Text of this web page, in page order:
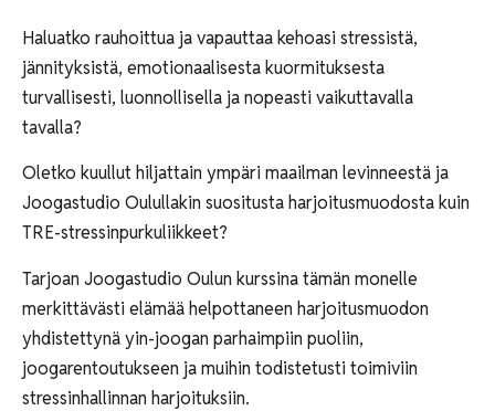
Haluatko rauhoittua ja vapauttaa kehoasi stressistä,
jännityksistä, emotionaalisesta kuormituksesta
turvallisesti, luonnollisella ja nopeasti vaikuttavalla
tavalla?
Oletko kuullut hiljattain ympäri maailman levinneestä ja
Joogastudio Oulullakin suositusta harjoitusmuodosta kuin
TRE-stressinpurkuliikkeet?
Tarjoan Joogastudio Oulun kurssina tämän monelle
merkittävästi elämää helpottaneen harjoitusmuodon
yhdistettynä yin-joogan parhaimpiin puoliin,
joogarentoutukseen ja muihin todistetusti toimiviin
stressinhallinnan harjoituksiin.